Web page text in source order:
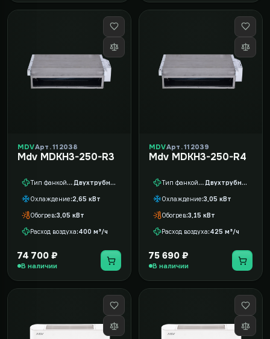
MDVАрт. 112038
Mdv MDKH3-250-R3
Тип фанкойла Двухтрубный
Охлаждение 2,65 кВт
Обогрев 3,05 кВт
Расход воздуха 400 м³/ч
74 700 ₽
В наличии
MDVАрт. 112039
Mdv MDKH3-250-R4
Тип фанкойла Двухтрубный
Охлаждение 3,05 кВт
Обогрев 3,15 кВт
Расход воздуха 425 м³/ч
75 690 ₽
В наличии